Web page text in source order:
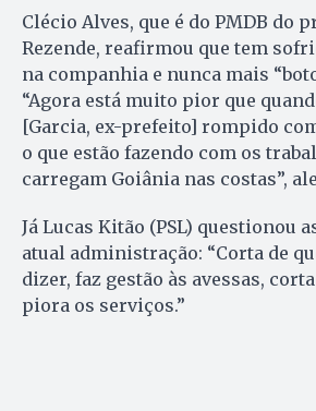
Clécio Alves, que é do PMDB do
Rezende, reafirmou que tem
na companhia e nunca mais
“Agora está muito pior que
[Garcia, ex-prefeito] rompido
o que estão fazendo com os
carregam Goiânia nas costas”,
Já Lucas Kitão (PSL) questionou
atual administração: “Corta de
dizer, faz gestão às avessas,
piora os serviços.”